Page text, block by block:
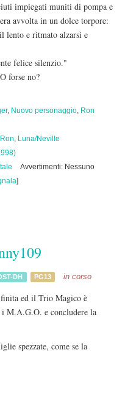
impiegati muniti di pompa e
avvolta in un dolce torpore:
lento e ritmato alzarsi e
felice silenzio."
forse no?
, Nuovo personaggio, Ron
, Luna/Neville
Avvertimenti: Nessuno
]
DH PG13 in corso
ed il Trio Magico è
i M.A.G.O. e concludere la
spezzate, come se la